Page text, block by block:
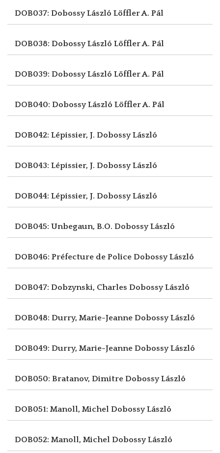
DOB037: Dobossy László Löffler A. Pál
DOB038: Dobossy László Löffler A. Pál
DOB039: Dobossy László Löffler A. Pál
DOB040: Dobossy László Löffler A. Pál
DOB042: Lépissier, J. Dobossy László
DOB043: Lépissier, J. Dobossy László
DOB044: Lépissier, J. Dobossy László
DOB045: Unbegaun, B.O. Dobossy László
DOB046: Préfecture de Police Dobossy László
DOB047: Dobzynski, Charles Dobossy László
DOB048: Durry, Marie-Jeanne Dobossy László
DOB049: Durry, Marie-Jeanne Dobossy László
DOB050: Bratanov, Dimitre Dobossy László
DOB051: Manoll, Michel Dobossy László
DOB052: Manoll, Michel Dobossy László